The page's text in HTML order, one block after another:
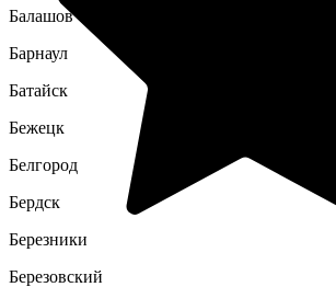
Балашов
Барнаул
Батайск
Бежецк
Белгород
Бердск
Березники
Березовский